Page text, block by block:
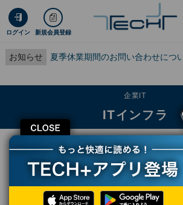
ログイン 新規会員登録
お知らせ 夏季休業期間のお問い合わせにつ
CLOSE
企業IT
ITインフラ
TECH+ 企業IT
ITインフラ
日立新社長・徳永氏が新経営計画 「Inspire 2027」発